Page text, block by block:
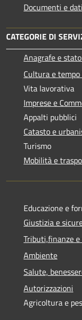
Documenti e dati
CATEGORIE DI
Anagrafe e
Cultura e
Vita lavorativa
Imprese e
Appalti pubblici
Catasto e
Turismo
Mobilità e
Educazione e
Giustizia e
Tributi,finanze
Ambiente
Salute,
Autorizzazioni
Agricoltura e